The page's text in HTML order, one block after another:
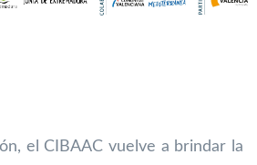
el CIBAAC vuelve a brindar la